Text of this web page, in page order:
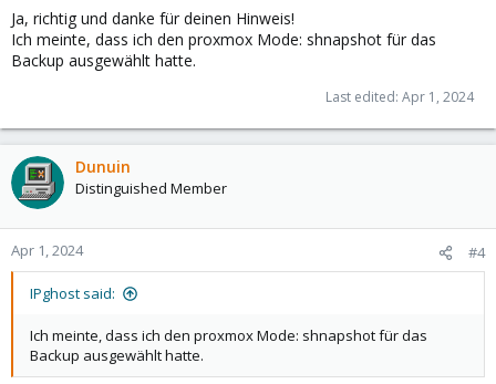
Ja, richtig und danke für deinen Hinweis!
Ich meinte, dass ich den proxmox Mode: shnapshot für das
Backup ausgewählt hatte.
Last edited: Apr 1, 2024
Dunuin
Distinguished Member
Apr 1, 2024 #4
IPghost said:
Ich meinte, dass ich den proxmox Mode: shnapshot für das
Backup ausgewählt hatte.